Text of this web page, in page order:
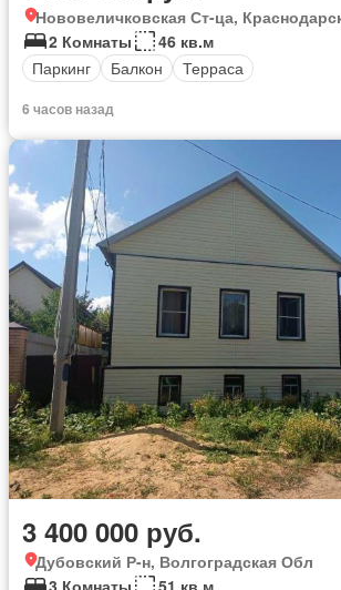
Нововеличковская Ст-ца,
2 Комнаты
46 кв.м
Паркинг
Балкон Терраса
6 часов назад
3 400 000 руб.
Дубовский Р-н, Волгоградская Обл
3 Комнаты
51 кв.м